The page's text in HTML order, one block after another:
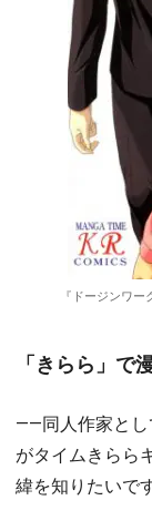
『ドージンワ
「きらら」で
――同人作家とし
がタイムきらら
緯を知りたいです